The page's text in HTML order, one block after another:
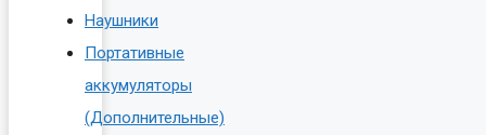
Наушники
Портативные
аккумуляторы
(Дополнительные)